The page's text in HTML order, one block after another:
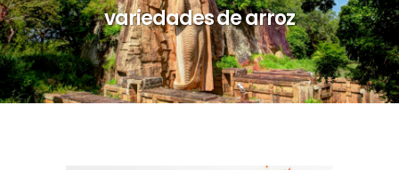
variedades de arroz